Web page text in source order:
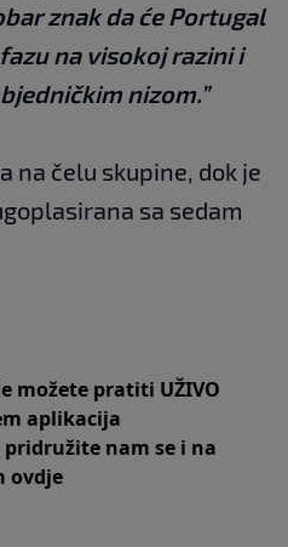
znak da će Portugal
na visokoj razini i
nizom.”
na čelu skupine, dok je
sa sedam
možete pratiti UŽIVO
aplikacija
pridružite nam se i na
ovdje